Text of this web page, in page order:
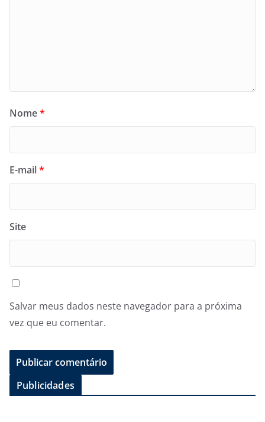
Nome*
E-mail*
Site
Salvar meus dados neste navegador para a próxima
vez que eu comentar.
Publicidades